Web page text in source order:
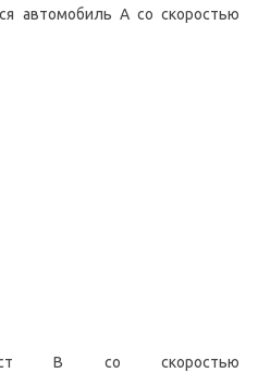
автомобиль А со скоростью
В со скоростью